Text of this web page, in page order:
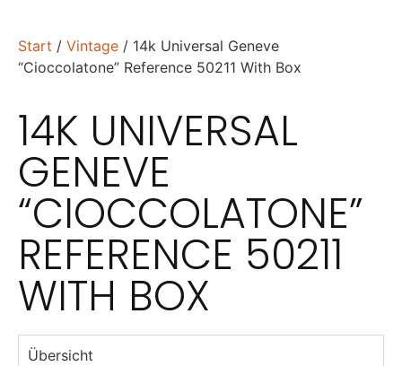
Start / Vintage / 14k Universal Geneve
“Cioccolatone” Reference 50211 With Box
14K UNIVERSAL
GENEVE
“CIOCCOLATONE”
REFERENCE 50211
WITH BOX
Übersicht